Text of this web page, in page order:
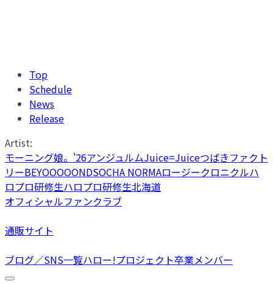
Top
Schedule
News
Release
Artist:
モーニング娘。'26アンジュルムJuice=Juiceつばきファクト
リーBEYOOOOONDSOCHA NORMAロージークロニクルハ
ロプロ研修生ハロプロ研修生北海道
オフィシャルファンクラブ
通販サイト
ブログ／SNS一覧ハロー!プロジェクト卒業メンバー